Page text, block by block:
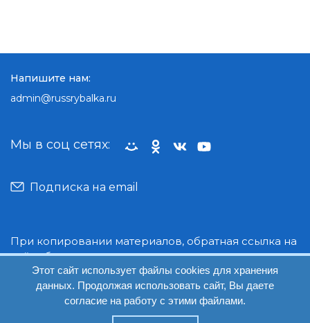
При копировании материалов, обратная ссылка на
сайт обязательна.
© Руссрыбалка: 2018-2026
Мы в соц сетях:
Подписка на email
Напишите нам:
admin@russrybalka.ru
Этот сайт использует файлы cookies для хранения
данных. Продолжая использовать сайт, Вы даете
согласие на работу с этими файлами.